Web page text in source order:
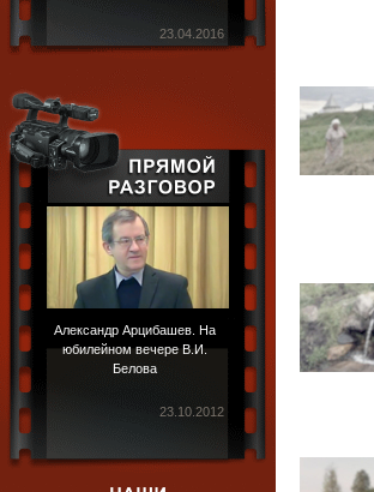
23.04.2016
Александр Арцибашев. На
юбилейном вечере В.И.
Белова
23.10.2012